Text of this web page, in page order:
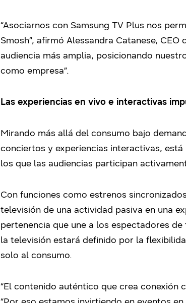
“Asociarnos con Samsung TV Plus nos
Smosh”, afirmó Alessandra Catanese,
audiencia más amplia, posicionando
como empresa”.
Las experiencias en vivo e interactivas
Mirando más allá del consumo bajo
conciertos y experiencias interactivas,
los que las audiencias participan
Con funciones como estrenos
televisión de una actividad pasiva en una
pertenencia que une a los espectadores
la televisión estará definido por la
solo al consumo.
“El contenido auténtico que crea conexión